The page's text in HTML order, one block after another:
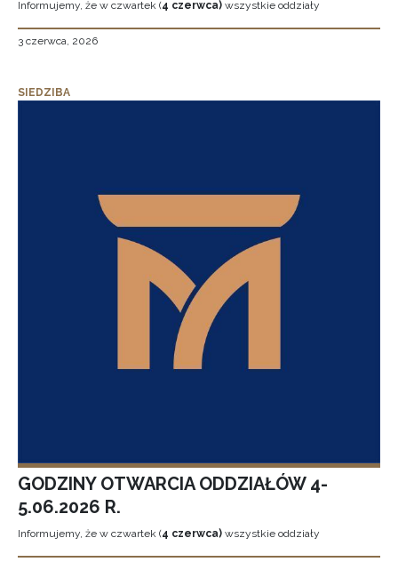
Informujemy, że w czwartek (4 czerwca) wszystkie oddziały
3 czerwca, 2026
SIEDZIBA
GODZINY OTWARCIA ODDZIAŁÓW 4-
5.06.2026 R.
Informujemy, że w czwartek (4 czerwca) wszystkie oddziały